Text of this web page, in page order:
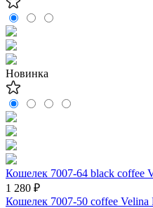
Новинка
Кошелек 7007-64 black coffee
1 280 ₽
Кошелек 7007-50 coffee Velina